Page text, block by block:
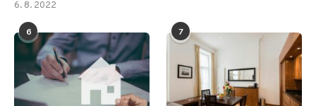
6. 8. 2022
6 7